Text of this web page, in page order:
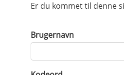
Er du kommet til denne
Brugernavn